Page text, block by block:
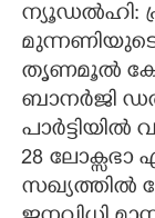
ന്യൂഡൽഹി:
തൃണമൂൽ
ബാനർജി
28 ലോക്സഭാ
സഖ്യത്തിൽ